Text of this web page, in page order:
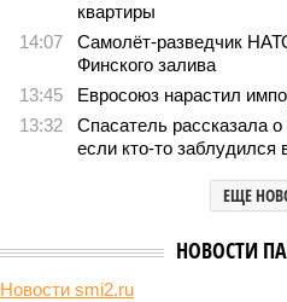
квартиры
14:07
Самолёт-разведчик
Финского залива
13:45
Евросоюз нарастил
13:32
Спасатель рассказала
если кто-то заблудился
ЕЩЕ
НОВОСТИ
Новости smi2.ru